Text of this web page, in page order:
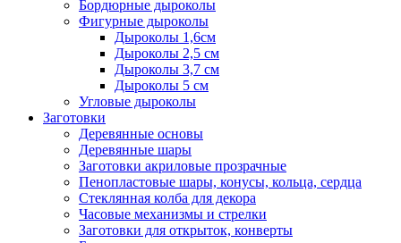
Бордюрные дыроколы
Фигурные дыроколы
Дыроколы 1,6см
Дыроколы 2,5 см
Дыроколы 3,7 см
Дыроколы 5 см
Угловые дыроколы
Заготовки
Деревянные основы
Деревянные шары
Заготовки акриловые прозрачные
Пенопластовые шары, конусы, кольца, сердца
Стеклянная колба для декора
Часовые механизмы и стрелки
Заготовки для открыток, конверты